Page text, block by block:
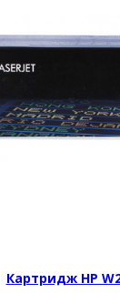
Картридж HP